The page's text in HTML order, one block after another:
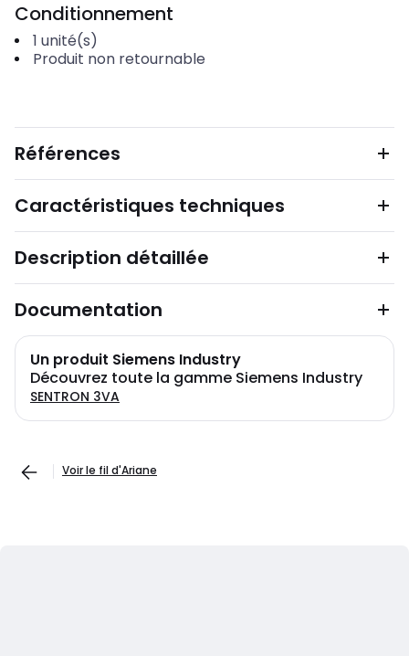
Conditionnement
1 unité(s)
Produit non retournable
Références
Caractéristiques techniques
Description détaillée
Documentation
Un produit Siemens Industry
Découvrez toute la gamme Siemens Industry
SENTRON 3VA
Voir le fil d'Ariane